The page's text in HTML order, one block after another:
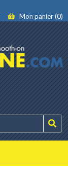
Mon panier (0)